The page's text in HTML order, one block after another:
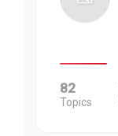
82
Topics